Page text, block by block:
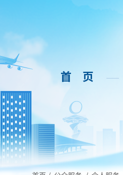
首 页 ——